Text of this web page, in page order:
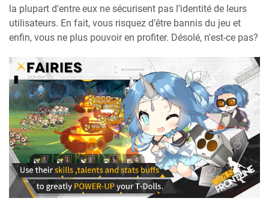
la plupart d'entre eux ne sécurisent pas l’identité de leurs
utilisateurs. En fait, vous risquez d’être bannis du jeu et
enfin, vous ne plus pouvoir en profiter. Désolé, n'est-ce pas?